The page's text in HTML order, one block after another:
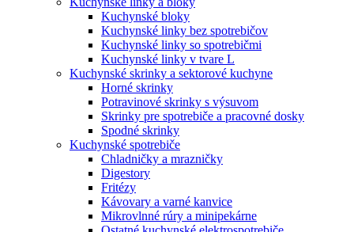
Kuchynské bloky
Kuchynské linky bez spotrebičov
Kuchynské linky so spotrebičmi
Kuchynské linky v tvare L
Kuchynské skrinky a sektorové kuchyne
Horné skrinky
Potravinové skrinky s výsuvom
Skrinky pre spotrebiče a pracovné dosky
Spodné skrinky
Kuchynské spotrebiče
Chladničky a mrazničky
Digestory
Fritézy
Kávovary a varné kanvice
Mikrovlnné rúry a minipekárne